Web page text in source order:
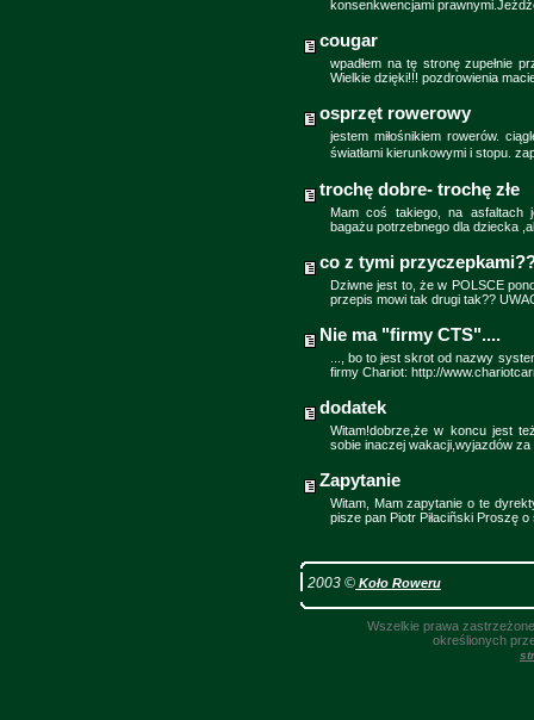
konsenkwencjami
cougar
wpadłem na tę stronę zupełnie
Wielkie dzięki!!! pozdrowienia
osprzęt rowerowy
jestem miłośnikiem rowerów.
światłami kierunkowymi i stopu.
trochę dobre- trochę złe
Mam coś takiego, na asfaltach
bagażu potrzebnego dla dziecka
co z tymi
Dziwne jest to, że w POLSCE
przepis mowi tak drugi tak??
Nie ma "firmy CTS"....
..., bo to jest skrot od nazwy
firmy Chariot: http://
dodatek
Witam!dobrze,że w koncu jest
sobie inaczej wakacji,wyjazdów
Zapytanie
Witam, Mam zapytanie o te
pisze pan Piotr Piłaciñski Proszę
2003 © Koło Roweru
Wszelkie prawa
określionych